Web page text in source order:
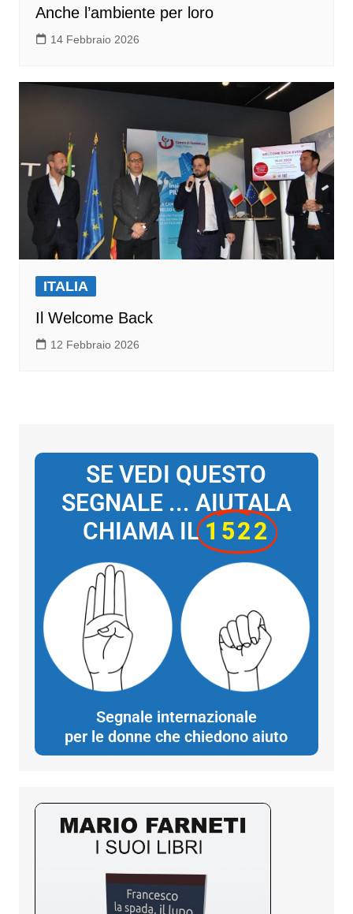
Anche l’ambiente per loro
14 Febbraio 2026
ITALIA
Il Welcome Back
12 Febbraio 2026
SE VEDI QUESTO
SEGNALE ... AIUTALA
CHIAMA IL1522
Segnale internazionale
per le donne che chiedono aiuto